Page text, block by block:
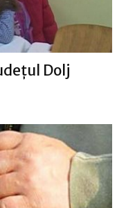
Dolj